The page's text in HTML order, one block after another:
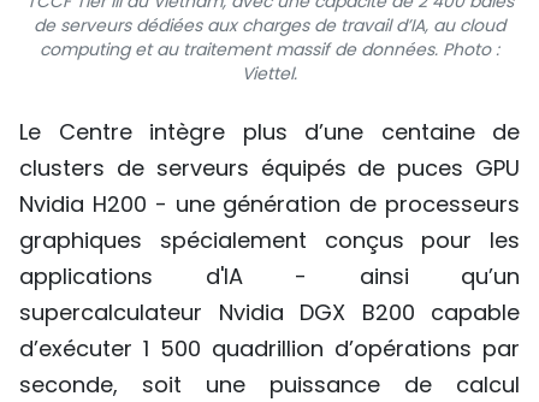
de serveurs dédiées aux charges de travail d’IA, au cloud
computing et au traitement massif de données. Photo :
Viettel.
Le Centre intègre plus d’une centaine de
clusters de serveurs équipés de puces GPU
Nvidia H200 - une génération de processeurs
graphiques spécialement conçus pour les
applications d'IA - ainsi qu’un
supercalculateur Nvidia DGX B200 capable
d’exécuter 1 500 quadrillion d’opérations par
seconde, soit une puissance de calcul